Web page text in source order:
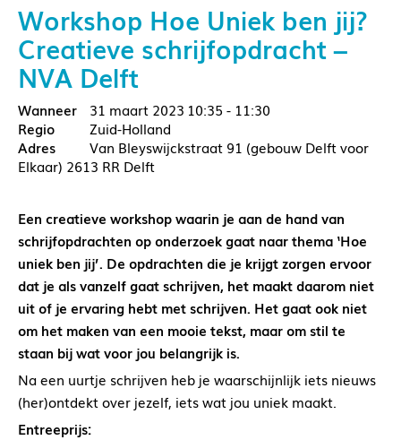
Workshop Hoe Uniek ben jij?
Creatieve schrijfopdracht –
NVA Delft
31 maart 2023 10:35 - 11:30
Zuid-Holland
Van Bleyswijckstraat 91 (gebouw Delft voor
Elkaar) 2613 RR Delft
Een creatieve workshop waarin je aan de hand van
schrijfopdrachten op onderzoek gaat naar thema ‘Hoe
uniek ben jij’. De opdrachten die je krijgt zorgen ervoor
dat je als vanzelf gaat schrijven, het maakt daarom niet
uit of je ervaring hebt met schrijven. Het gaat ook niet
om het maken van een mooie tekst, maar om stil te
staan bij wat voor jou belangrijk is.
Na een uurtje schrijven heb je waarschijnlijk iets nieuws
(her)ontdekt over jezelf, iets wat jou uniek maakt.
Entreeprijs: